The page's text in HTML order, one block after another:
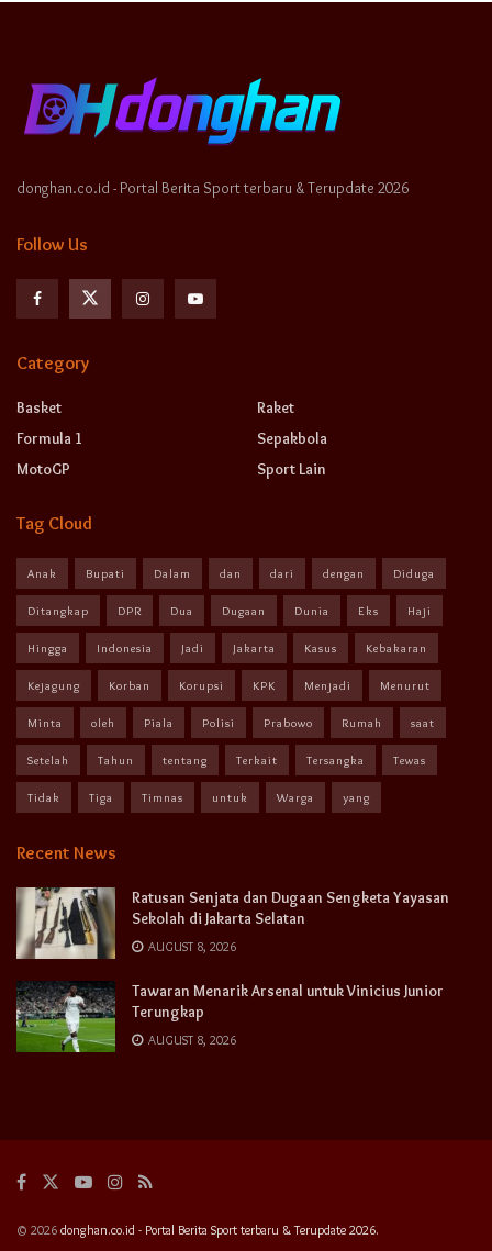
donghan.co.id - Portal Berita Sport terbaru & Terupdate 2026
Follow Us
Category
Basket
Formula 1
MotoGP
Raket
Sepakbola
Sport Lain
Tag Cloud
Anak Bupati Dalam dan dari dengan Diduga
Ditangkap DPR Dua Dugaan Dunia Eks Haji
Hingga Indonesia Jadi Jakarta Kasus Kebakaran
Kejagung Korban Korupsi KPK Menjadi Menurut
Minta oleh Piala Polisi Prabowo Rumah saat
Setelah Tahun tentang Terkait Tersangka Tewas
Tidak Tiga Timnas untuk Warga yang
Recent News
Ratusan Senjata dan Dugaan Sengketa Yayasan
Sekolah di Jakarta Selatan
AUGUST 8, 2026
Tawaran Menarik Arsenal untuk Vinicius Junior
Terungkap
AUGUST 8, 2026
© 2026 donghan.co.id - Portal Berita Sport terbaru & Terupdate 2026.